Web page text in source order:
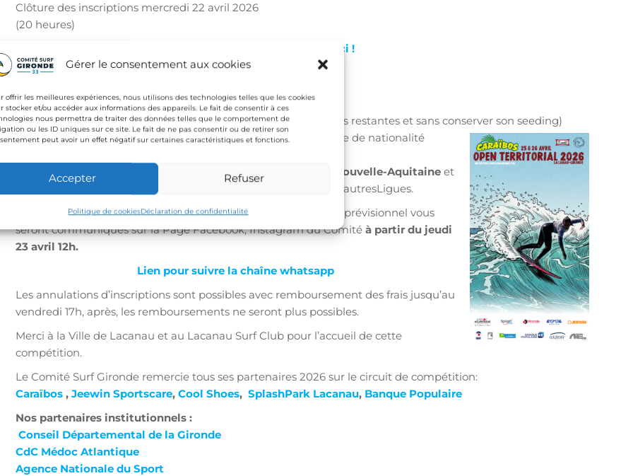
Gérer le consentement aux cookies
offrir les meilleures expériences, nous utilisons des technologies telles que les cookies
stocker et/ou accéder aux informations des appareils. Le fait de consentir à ces
nous permettra de traiter des données telles que le comportement de
ou les ID uniques sur ce site. Le fait de ne pas consentir ou de retirer son
peut avoir un effet négatif sur certaines caractéristiques et fonctions.
Accepter Refuser
Politique de cookiesDéclaration de confidentialité
Clôture des inscriptions mercredi 22 avril 2026
(20 heures)
Inscriptions par ici !
Modalités d’inscription :
•⁠⁠Tarif : 30 euros
Inscription possible sur place 35 euros (Dans la limite des places restantes et sans conserver son seeding)
•⁠⁠Licenciés titulaires d’une licence Compétition à jour,
et être de nationalité
Compétition ouverte 75% aux compétiteurs du territoire Nouvelle-Aquitaineet
25% des places restantes pour les meilleurs classés inscrits des autresLigues.⁠
Pour finir, les tableaux d’avancement, ainsi que le programme prévisionnel vous
seront communiqués sur la Page Facebook, Instagram du Comité à partir du jeudi
23 avril 12h.
Lien pour suivre la chaîne whatsapp
Les annulations d’inscriptions sont possibles avec remboursement des frais jusqu’au
vendredi 17h, après, les remboursements ne seront plus possibles.
Merci à la Ville de Lacanau et au Lacanau Surf Club pour l’accueil de cette
compétition.
Le Comité Surf Gironde remercie tous ses partenaires 2026 sur le circuit de compétition:
Caraïbos, Jeewin Sportscare, Cool Shoes, SplashPark Lacanau, Banque Populaire
Nos partenaires institutionnels :
Conseil Départemental de la Gironde
CdC Médoc Atlantique
Agence Nationale du Sport